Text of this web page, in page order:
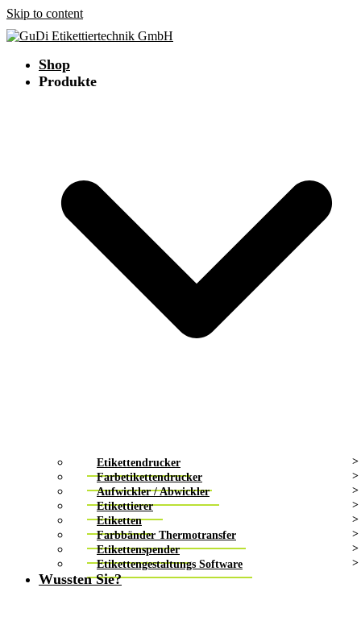
Skip to content
Shop
Produkte
Etikettendrucker
Farbetikettendrucker
Aufwickler / Abwickler
Etikettierer
Etiketten
Farbbänder Thermotransfer
Etikettenspender
Etikettengestaltungs Software
Wussten Sie?